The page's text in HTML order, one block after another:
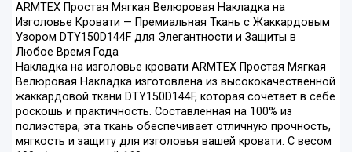
ARMTEX Простая Мягкая Велюровая Накладка на
Изголовье Кровати — Премиальная Ткань с Жаккардовым
Узором DTY150D144F для Элегантности и Защиты в
Любое Время Года
Накладка на изголовье кровати ARMTEX Простая Мягкая
Велюровая Накладка изготовлена из высококачественной
жаккардовой ткани DTY150D144F, которая сочетает в себе
роскошь и практичность. Составленная на 100% из
полиэстера, эта ткань обеспечивает отличную прочность,
мягкость и защиту для изголовья вашей кровати. С весом